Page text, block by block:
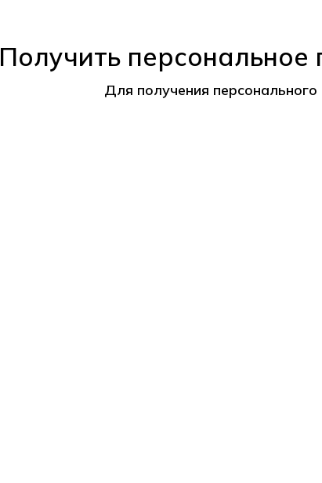
Получить
Для получения